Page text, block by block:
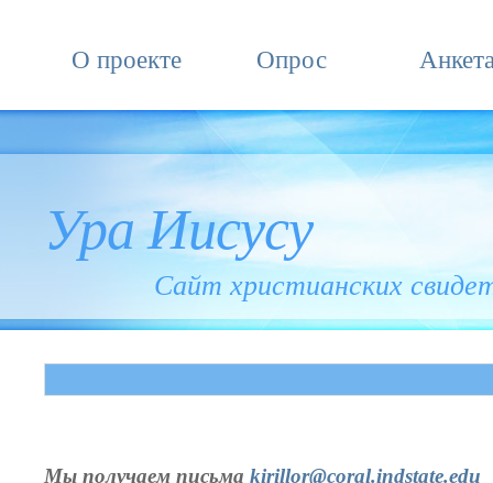
О проекте Опрос
Ура Иисусу
Сайт христианских
Мы получаем письма kirillor@coral.indstate.edu